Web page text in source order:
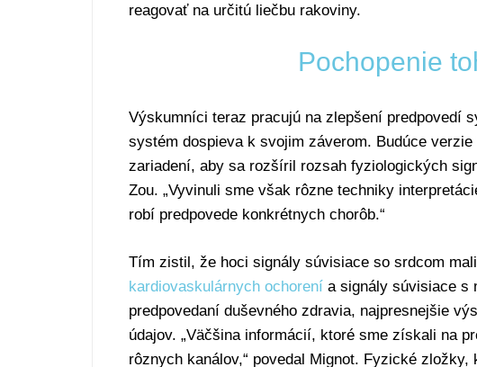
reagovať na určitú liečbu rakoviny.
Pochopenie
Výskumníci teraz pracujú na zlepšení predpovedí
systém dospieva k svojim záverom. Budúce
zariadení, aby sa rozšíril rozsah fyziologických
Zou. „Vyvinuli sme však rôzne techniky
robí predpovede konkrétnych chorôb.“
Tím zistil, že hoci signály súvisiace so srdcom
kardiovaskulárnych ochorení a signály súvisiace s
predpovedaní duševného zdravia, najpresnejšie
údajov. „Väčšina informácií, ktoré sme získali na
rôznych kanálov,“ povedal Mignot. Fyzické